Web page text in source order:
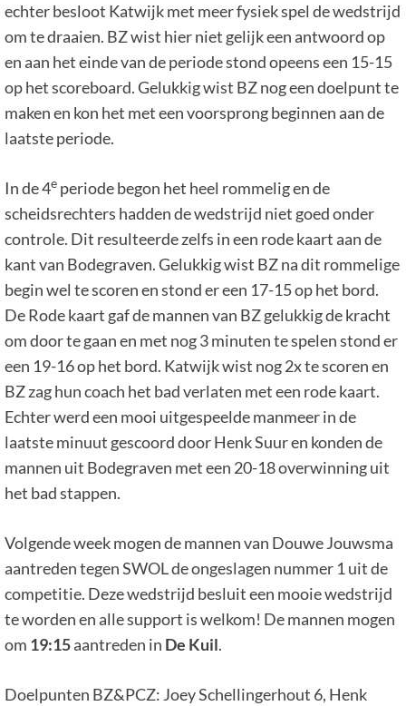
echter besloot Katwijk met meer fysiek spel de wedstrijd
om te draaien. BZ wist hier niet gelijk een antwoord op
en aan het einde van de periode stond opeens een 15-15
op het scoreboard. Gelukkig wist BZ nog een doelpunt te
maken en kon het met een voorsprong beginnen aan de
laatste periode.
In de 4e periode begon het heel rommelig en de
scheidsrechters hadden de wedstrijd niet goed onder
controle. Dit resulteerde zelfs in een rode kaart aan de
kant van Bodegraven. Gelukkig wist BZ na dit rommelige
begin wel te scoren en stond er een 17-15 op het bord.
De Rode kaart gaf de mannen van BZ gelukkig de kracht
om door te gaan en met nog 3 minuten te spelen stond er
een 19-16 op het bord. Katwijk wist nog 2x te scoren en
BZ zag hun coach het bad verlaten met een rode kaart.
Echter werd een mooi uitgespeelde manmeer in de
laatste minuut gescoord door Henk Suur en konden de
mannen uit Bodegraven met een 20-18 overwinning uit
het bad stappen.
Volgende week mogen de mannen van Douwe Jouwsma
aantreden tegen SWOL de ongeslagen nummer 1 uit de
competitie. Deze wedstrijd besluit een mooie wedstrijd
te worden en alle support is welkom! De mannen mogen
om 19:15aantreden in De Kuil.
Doelpunten BZ&PCZ: Joey Schellingerhout 6, Henk